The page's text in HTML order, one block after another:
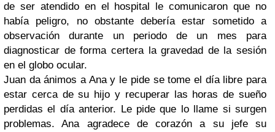
de ser atendido en el hospital le comunicaron que no
había peligro, no obstante debería estar sometido a
observación durante un periodo de un mes para
diagnosticar de forma certera la gravedad de la sesión
en el globo ocular.
Juan da ánimos a Ana y le pide se tome el día libre para
estar cerca de su hijo y recuperar las horas de sueño
perdidas el día anterior. Le pide que lo llame si surgen
problemas. Ana agradece de corazón a su jefe su